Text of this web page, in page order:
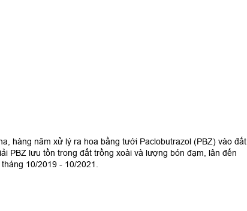
hàng năm xử lý ra hoa bằng tưới Paclobutrazol (PBZ) vào đất
PBZ lưu tồn trong đất trồng xoài và lượng bón đạm, lân đến
10/2019 - 10/2021.